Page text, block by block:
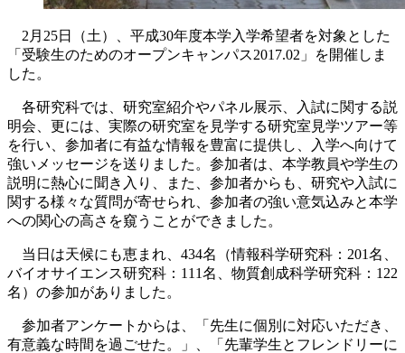
2月25日（土）、平成30年度本学入学希望者を対象とした
「受験生のためのオープンキャンパス2017.02」を開催しま
した。
各研究科では、研究室紹介やパネル展示、入試に関する説
明会、更には、実際の研究室を見学する研究室見学ツアー等
を行い、参加者に有益な情報を豊富に提供し、入学へ向けて
強いメッセージを送りました。参加者は、本学教員や学生の
説明に熱心に聞き入り、また、参加者からも、研究や入試に
関する様々な質問が寄せられ、参加者の強い意気込みと本学
への関心の高さを窺うことができました。
当日は天候にも恵まれ、434名（情報科学研究科：201名、
バイオサイエンス研究科：111名、物質創成科学研究科：122
名）の参加がありました。
参加者アンケートからは、「先生に個別に対応いただき、
有意義な時間を過ごせた。」、「先輩学生とフレンドリーに